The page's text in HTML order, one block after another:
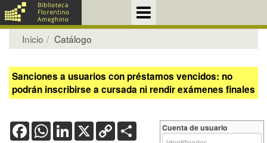
Inicio Catálogo
Sanciones a usuarios con préstamos vencidos: no
podrán inscribirse a cursada ni rendir exámenes finales
FacebookWhatsApp
LinkedIn
X Copy
Link
Cuenta de usuario